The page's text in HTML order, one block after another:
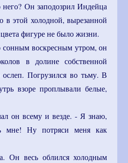
него? Он заподозрил Индейца
в этой холодной, вырезанной
цвета фигуре не было жизни.
сонным воскресным утром, он
в долине собственной
Погрузился во тьму. В
взоре проплывали белые,
он всему и везде. - Я знаю,
мне! Ну потряси меня как
Он весь облился холодным